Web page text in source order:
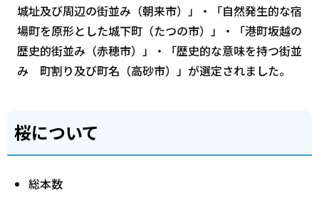
城址及び周辺の街並み（朝来市）」・「自然発生的な宿
場町を原形とした城下町（たつの市）」・「港町坂越の
歴史的街並み（赤穂市）」・「歴史的な意味を持つ街並
み 町割り及び町名（高砂市）」が選定されました。
桜について
総本数